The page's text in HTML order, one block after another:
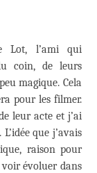
Lot, l’ami qui
coin, de leurs
magique. Cela
pour les filmer.
leur acte et j’ai
que j’avais
raison pour
voir évoluer dans